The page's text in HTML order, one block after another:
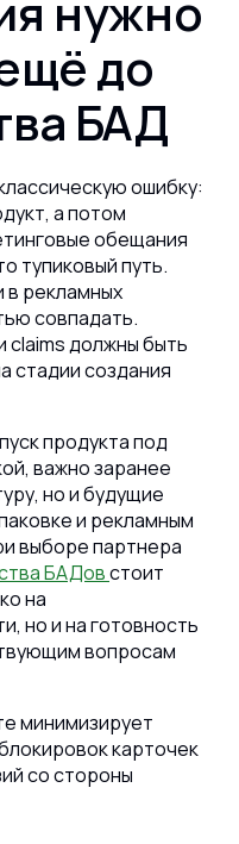
до
БАД
ошибку:
а потом
обещания
тупиковый путь.
в рекламных
совпадать.
claims должны быть
стадии создания
продукта под
важно заранее
но и будущие
и рекламным
выборе партнера
БАДовстоит
на
но и на готовность
вопросам
минимизирует
карточек
со стороны